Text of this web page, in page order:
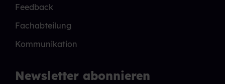
Feedback
Fachabteilung
Kommunikation
Newsletter abonnieren